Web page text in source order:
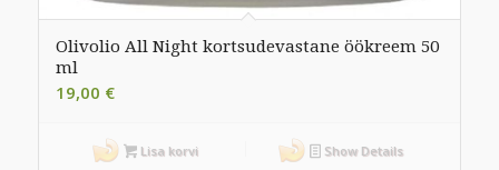
Olivolio All Night kortsudevastane öökreem 50
ml
19,00 €
Lisa korvi Show Details